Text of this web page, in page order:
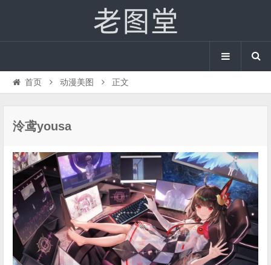
首页 动漫美图 正文
泠鸢yousa